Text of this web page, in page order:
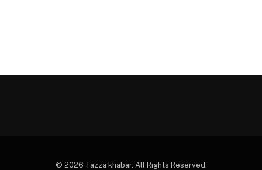
© 2026 Tazza khabar. All Rights Reserved.